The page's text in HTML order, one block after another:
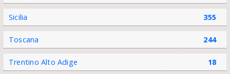
Sicilia 355
Toscana 244
Trentino Alto Adige 18